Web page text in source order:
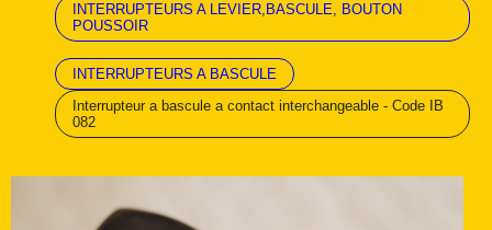
INTERRUPTEURS A LEVIER,BASCULE, BOUTON
POUSSOIR
INTERRUPTEURS A BASCULE
Interrupteur a bascule a contact interchangeable - Code IB
082